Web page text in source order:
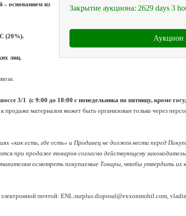
Закрытие аукциона: 2629 days 3
Аукцион
– основанием из
(20%).
лиц.
3/1  (с 9:00 до 18:00 с понедельника по пятницу, кроме
материалов может быть организован только через
«как есть, где есть» и Продавец не должен нести перед
при продаже товаров согласно действующему
осмотреть покупаемые Товары, чтобы утвердить их
почтой: ENL.surplus.disposal@exxonmobil.com,